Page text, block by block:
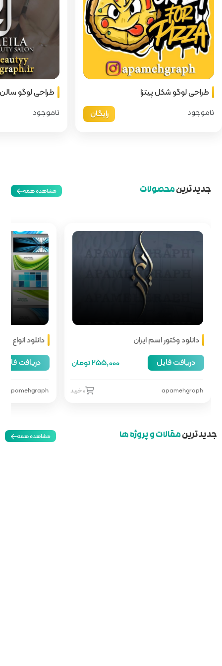
رایگان
طراحی لوگو سالن زیبایی لیلا
رایگان
مشاهده همه
تومان
0 خرید
دانلود انواع هدر سایت
دریافت فایل
66,000 تومان
0 خرید
مشاهده همه